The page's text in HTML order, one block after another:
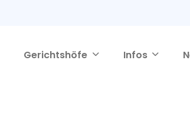
Gerichtshöfe Infos